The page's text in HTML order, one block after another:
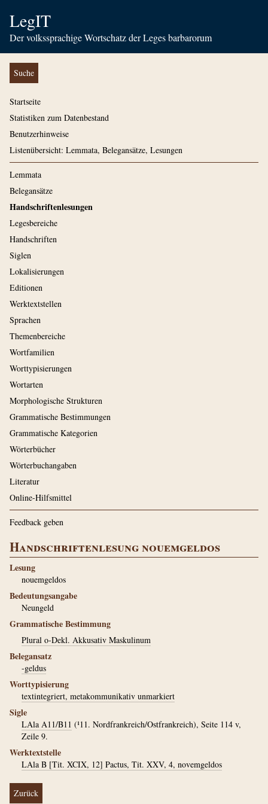
LegIT
Der volkssprachige Wortschatz der Leges barbarorum
Suche
Startseite
Statistiken zum Datenbestand
Benutzerhinweise
Listenübersicht: Lemmata, Belegansätze, Lesungen
Lemmata
Belegansätze
Handschriftenlesungen
Legesbereiche
Handschriften
Siglen
Lokalisierungen
Editionen
Werktextstellen
Sprachen
Themenbereiche
Wortfamilien
Worttypisierungen
Wortarten
Morphologische Strukturen
Grammatische Bestimmungen
Grammatische Kategorien
Wörterbücher
Wörterbuchangaben
Literatur
Online-Hilfsmittel
Feedback geben
Handschriftenlesung nouemgeldos
Lesung
nouemgeldos
Bedeutungsangabe
Neungeld
Grammatische Bestimmung
Plural o-Dekl. Akkusativ Maskulinum
Belegansatz
-geldus
Worttypisierung
textintegriert, metakommunikativ unmarkiert
Sigle
LAla A11/B11 (¹11. Nordfrankreich/Ostfrankreich), Seite 114 v,
Zeile 9.
Werktextstelle
LAla B [Tit. XCIX, 12] Pactus, Tit. XXV, 4, novemgeldos
Zurück